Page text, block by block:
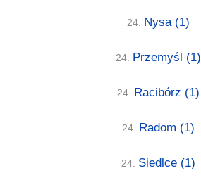
24. Nysa (1)
24. Przemyśl (1)
24. Racibórz (1)
24. Radom (1)
24. Siedlce (1)